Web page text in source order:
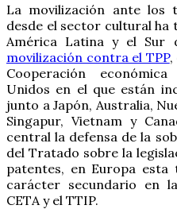
La movilización ante los
desde el sector cultural
América Latina y el Sur
movilización contra el TPP,
Cooperación
Unidos en el que están
junto a Japón, Australia,
Singapur, Vietnam y
central la defensa de la
del Tratado sobre la
patentes, en Europa esta
carácter secundario en
CETA y el TTIP.